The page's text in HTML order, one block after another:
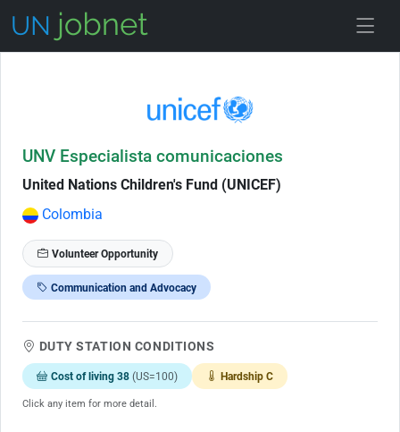
UNV Especialista comunicaciones
United Nations Children's Fund (UNICEF)
Colombia
Volunteer Opportunity
Communication and Advocacy
DUTY STATION CONDITIONS
Cost of living 38 (US=100) Hardship C
Click any item for more detail.